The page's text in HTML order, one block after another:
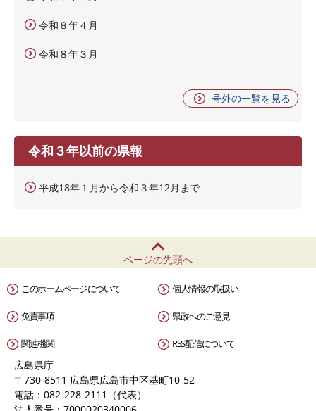
令和８年４月
令和８年３月
号外の一覧を見る
令和３年以前の県報
平成18年１月から令和３年12月まで
ページの先頭へ
このホームページについて 個人情報の取扱い
免責事項 県政へのご意見
関連機関 RSS配信について
広島県庁
〒730-8511 広島県広島市中区基町10-52
電話：082-228-2111（代表）